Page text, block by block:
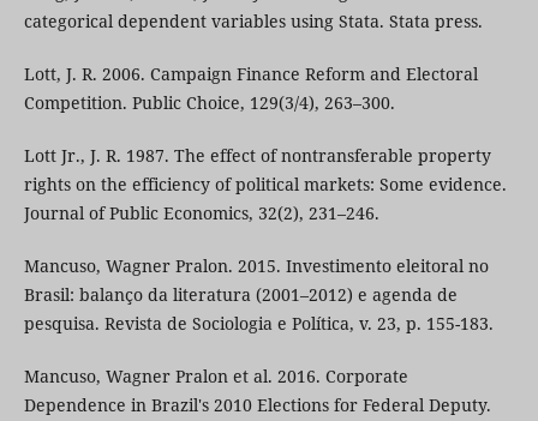
categorical dependent variables using Stata. Stata press.
Lott, J. R. 2006. Campaign Finance Reform and Electoral
Competition. Public Choice, 129(3/4), 263–300.
Lott Jr., J. R. 1987. The effect of nontransferable property
rights on the efficiency of political markets: Some evidence.
Journal of Public Economics, 32(2), 231–246.
Mancuso, Wagner Pralon. 2015. Investimento eleitoral no
Brasil: balanço da literatura (2001–2012) e agenda de
pesquisa. Revista de Sociologia e Política, v. 23, p. 155-183.
Mancuso, Wagner Pralon et al. 2016. Corporate
Dependence in Brazil's 2010 Elections for Federal Deputy.